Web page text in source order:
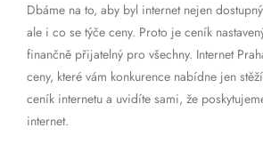
Dbáme na to, aby byl internet nejen
ale i co se týče ceny. Proto je ceník
finančně přijatelný pro všechny. Internet
ceny, které vám konkurence nabídne jen
ceník internetu a uvidíte sami, že
internet.